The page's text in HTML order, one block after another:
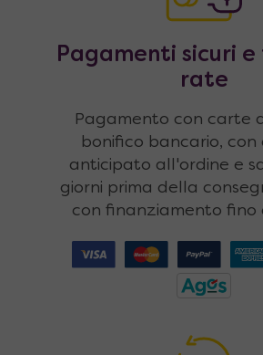
Pagamenti sicuri e
rate
Pagamento con carte
bonifico bancario, con
anticipato all'ordine e
giorni prima della
con finanziamento fino